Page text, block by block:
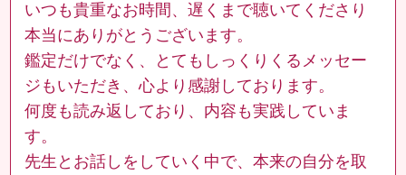
いつも貴重なお時間、遅くまで聴いてくださり
本当にありがとうございます。
鑑定だけでなく、とてもしっくりくるメッセー
ジもいただき、心より感謝しております。
何度も読み返しており、内容も実践していま
す。
先生とお話しをしていく中で、本来の自分を取